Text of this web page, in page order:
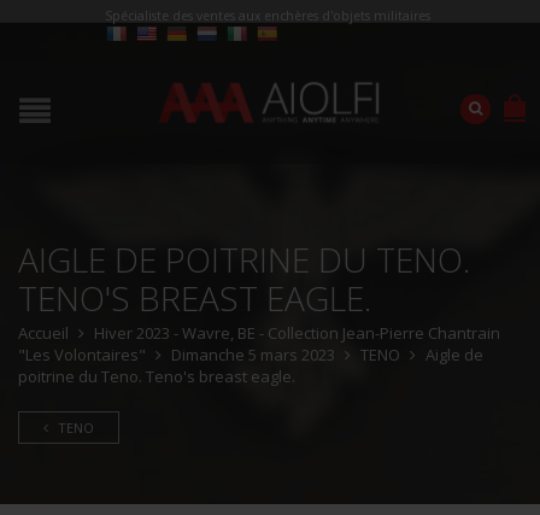
Spécialiste des ventes aux enchères d'objets militaires
AIGLE DE POITRINE DU TENO.
TENO'S BREAST EAGLE.
Accueil
Hiver 2023 - Wavre, BE - Collection Jean-Pierre Chantrain
"Les Volontaires"
Dimanche 5 mars 2023 TENO
Aigle de
poitrine du Teno. Teno's breast eagle.
TENO